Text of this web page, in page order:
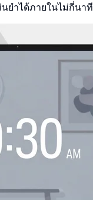
ยำได้ภายในไม่กี่นาที